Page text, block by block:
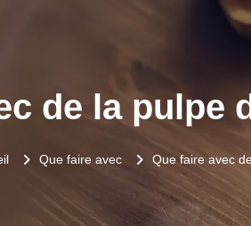
de la pulpe
Que faire avec Que faire avec